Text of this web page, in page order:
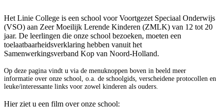
Het Linie College is een school voor Voortgezet Speciaal Onderwijs
(VSO) aan Zeer Moeilijk Lerende Kinderen (ZMLK) van 12 tot 20
jaar. De leerlingen die onze school bezoeken, moeten een
toelaatbaarheidsverklaring hebben vanuit het
Samenwerkingsverband Kop van Noord-Holland.
Op deze pagina vindt u via de menuknoppen boven in beeld meer
informatie over onze school, o.a. de schoolgids, verscheidene protocollen en
leuke/interessante links voor zowel kinderen als ouders.
Hier ziet u een film over onze school: